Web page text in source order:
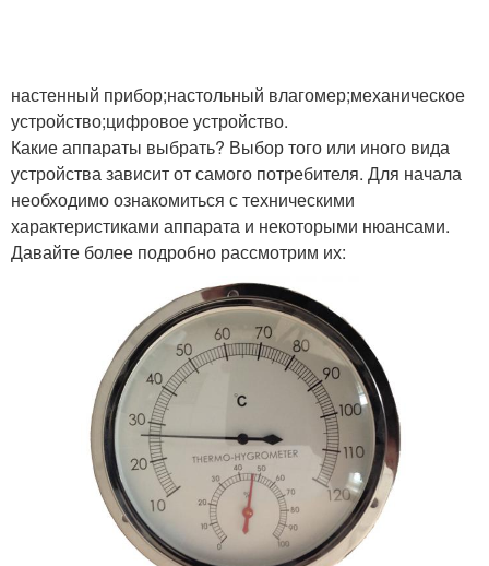
настенный прибор;настольный влагомер;механическое
устройство;цифровое устройство.
Какие аппараты выбрать? Выбор того или иного вида
устройства зависит от самого потребителя. Для начала
необходимо ознакомиться с техническими
характеристиками аппарата и некоторыми нюансами.
Давайте более подробно рассмотрим их: